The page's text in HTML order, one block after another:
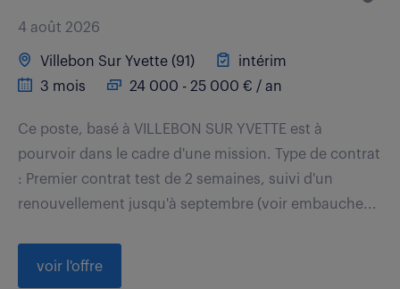
4 août 2026
Villebon Sur Yvette (91)
intérim
3 mois
24 000 - 25 000 € / an
Ce poste, basé à VILLEBON SUR YVETTE est à
pourvoir dans le cadre d'une mission. Type de contrat
: Premier contrat test de 2 semaines, suivi d'un
renouvellement jusqu'à septembre (voir embauche...
voir l'offre